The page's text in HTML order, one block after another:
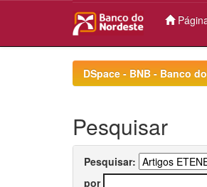
DSpace - BNB - Banco
Pesquisar
Pesquisar:
por